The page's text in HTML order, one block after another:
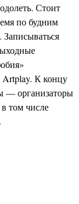
Стоит
по будним
Artplay. К концу
— организаторы
том числе